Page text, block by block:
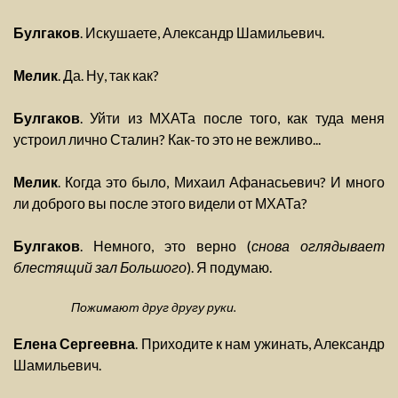
Булгаков. Искушаете, Александр Шамильевич.
Мелик. Да. Ну, так как?
Булгаков. Уйти из МХАТа после того, как туда меня
устроил лично Сталин? Как-то это не вежливо...
Мелик. Когда это было, Михаил Афанасьевич? И много
ли доброго вы после этого видели от МХАТа?
Булгаков. Немного, это верно (снова оглядывает
блестящий зал Большого). Я подумаю.
Пожимают друг другу руки.
Елена Сергеевна. Приходите к нам ужинать, Александр
Шамильевич.